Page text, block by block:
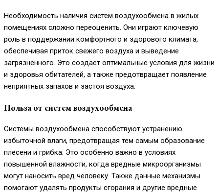
Необходимость наличия систем воздухообмена в жилых
помещениях сложно переоценить. Они играют ключевую
роль в поддержании комфортного и здорового климата,
обеспечивая приток свежего воздуха и выведение
загрязнённого. Это создает оптимальные условия для жизни
и здоровья обитателей, а также предотвращает появление
неприятных запахов и застоя воздуха.
Польза от систем воздухообмена
Системы воздухообмена способствуют устранению
избыточной влаги, предотвращая тем самым образование
плесени и грибка. Это особенно важно в условиях
повышенной влажности, когда вредные микроорганизмы
могут наносить вред человеку. Также данные механизмы
помогают удалять продукты сгорания и другие вредные